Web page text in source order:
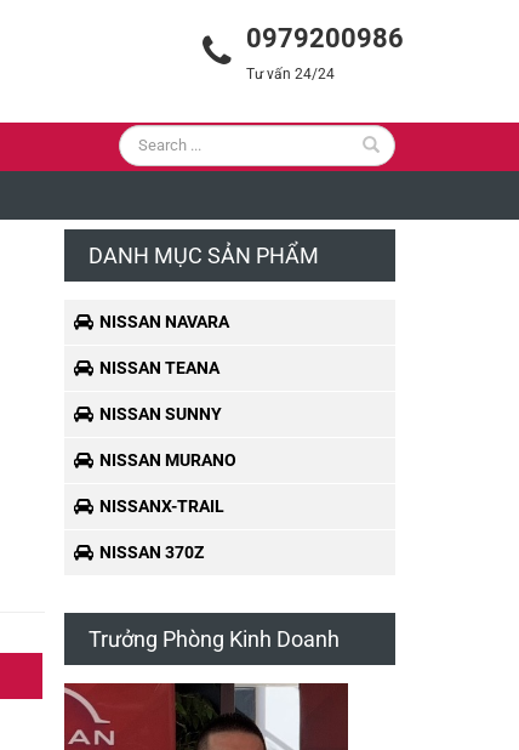
0979200986
Tư vấn 24/24
DANH MỤC SẢN PHẨM
NISSAN NAVARA
NISSAN TEANA
NISSAN SUNNY
NISSAN MURANO
NISSANX-TRAIL
NISSAN 370Z
Trưởng Phòng Kinh Doanh